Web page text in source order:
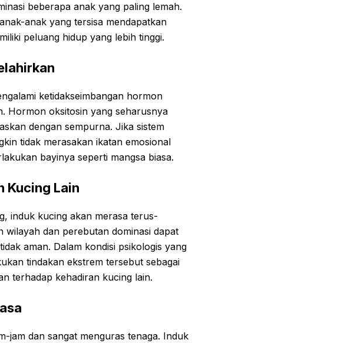
beberapa anak yang paling lemah.
anak yang tersisa mendapatkan
peluang hidup yang lebih tinggi.
ketidakseimbangan hormon
Hormon oksitosin yang seharusnya
dengan sempurna. Jika sistem
tidak merasakan ikatan emosional
bayinya seperti mangsa biasa.
Kucing Lain
induk kucing akan merasa terus-
wilayah dan perebutan dominasi dapat
aman. Dalam kondisi psikologis yang
tindakan ekstrem tersebut sebagai
terhadap kehadiran kucing lain.
jam dan sangat menguras tenaga. Induk